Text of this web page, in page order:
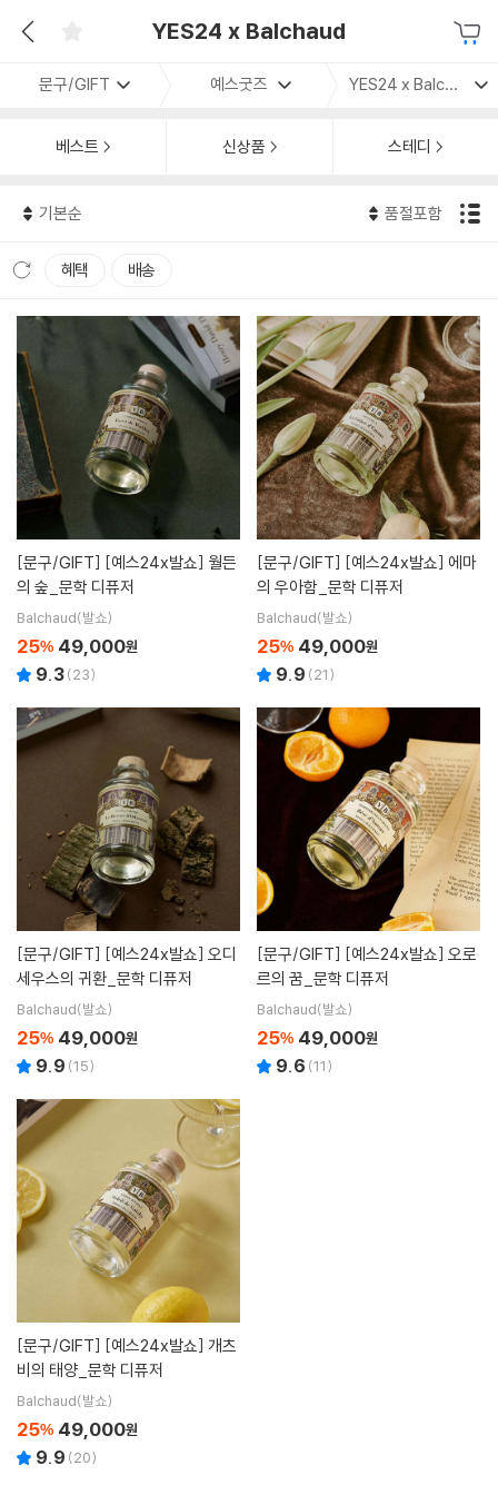
YES24 x Balchaud
문구/GIFT 예스굿즈 YES24 x Balchaud
베스트 신상품 스테디
기본순 품절포함
혜택 배송
[문구/GIFT]
의 숲_문학 디퓨저
Balchaud(발쇼)
25% 49,000원
9.3(23)
[문구/GIFT]
의 우아함_문학 디퓨저
Balchaud(발쇼)
25% 49,000원
9.9 (21)
[문구/GIFT]
세우스의 귀환_문학 디퓨저
Balchaud(발쇼)
25% 49,000원
9.9 (15)
[문구/GIFT]
르의 꿈_문학 디퓨저
Balchaud(발쇼)
25% 49,000원
9.6 (11)
[문구/GIFT]
비의 태양_문학 디퓨저
Balchaud(발쇼)
25% 49,000원
9.9 (20)